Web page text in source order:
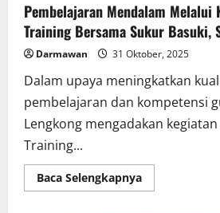
Pembelajaran Mendalam Melalui
Training Bersama Sukur Basuki,
Darmawan 31 Oktober, 2025
Dalam upaya meningkatkan
pembelajaran dan kompetensi
Lengkong mengadakan
Training...
Baca SelengkapnyaRead
more